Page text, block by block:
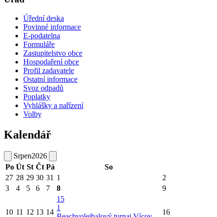
Úřední deska
Povinné informace
E-podatelna
Formuláře
Zastupitelstvo obce
Hospodaření obce
Profil zadavatele
Ostatní informace
Svoz odpadů
Poplatky
Vyhlášky a nařízení
Volby
Kalendář
Srpen2026
Po Út St Čt Pá
So
27 28 29 30 31 1
2
3
4 5 6 7 8 9
10 11 12 13 14
15
1
16